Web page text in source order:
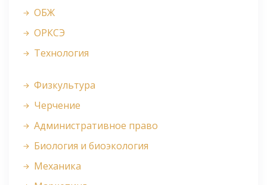
ОБЖ
ОРКСЭ
Технология
Физкультура
Черчение
Административное право
Биология и биоэкология
Механика